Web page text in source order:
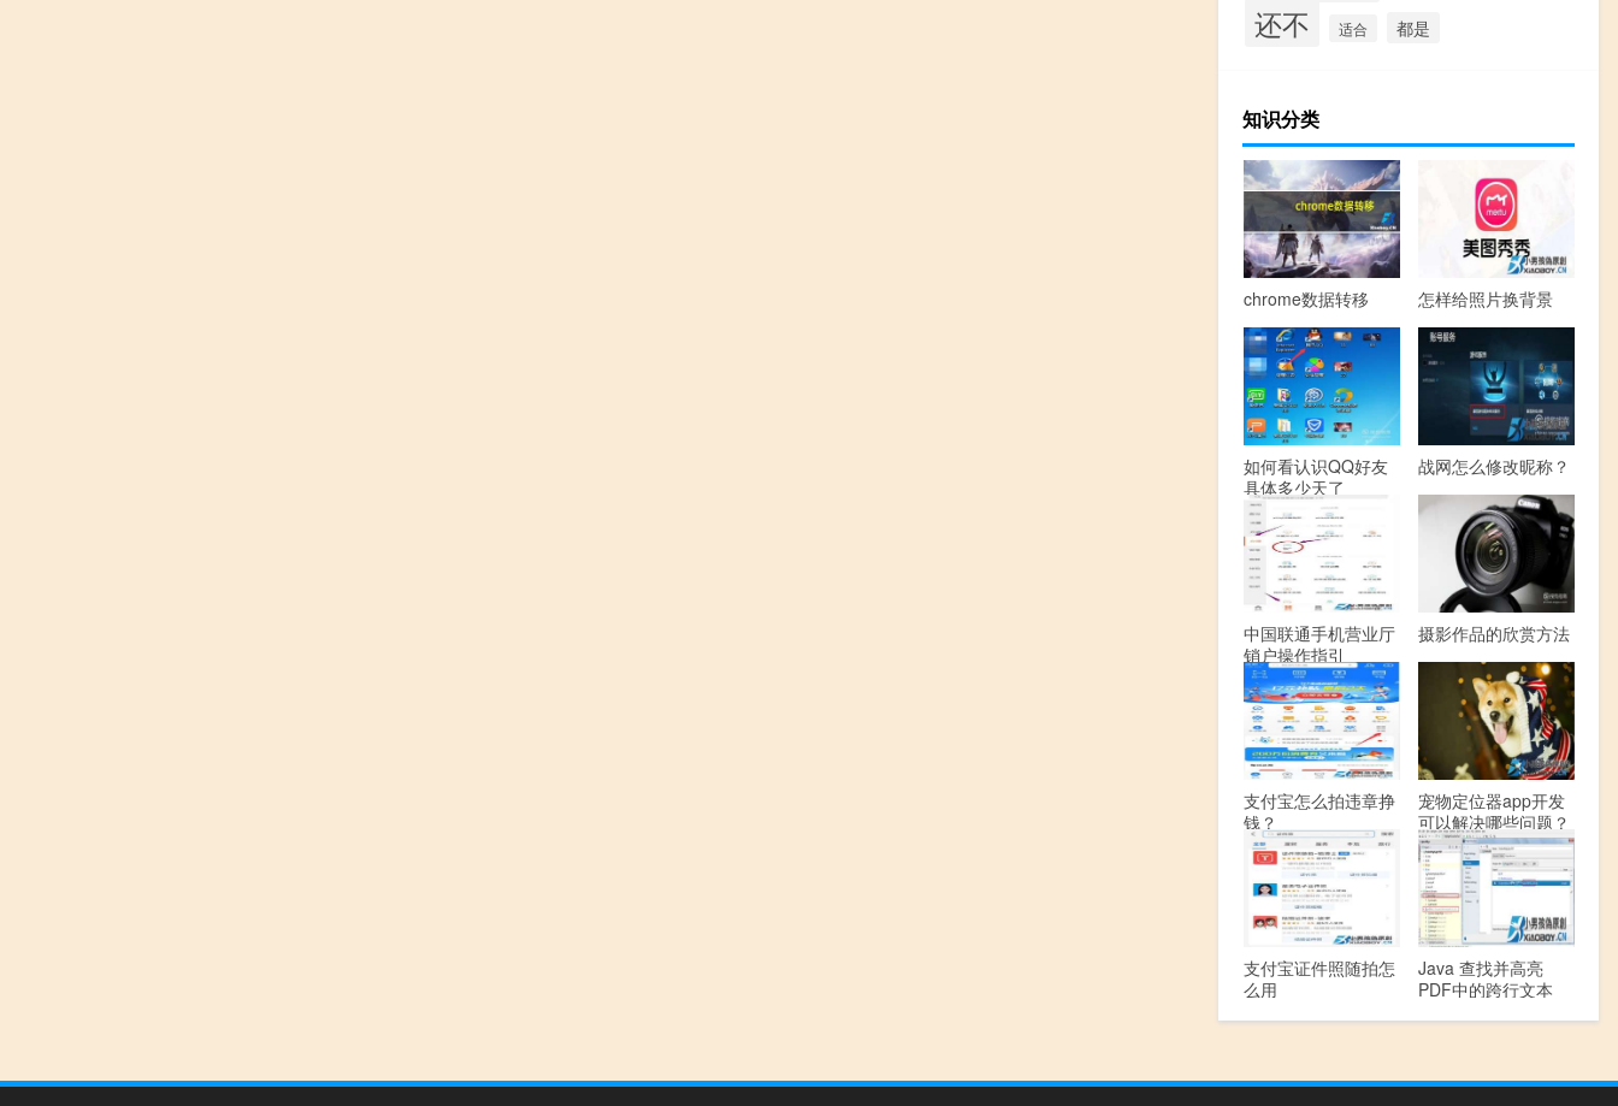
还不 适合 都是
知识分类
chrome数据转移 怎样给照片换背景
如何看认识QQ好友
具体多少天了
战网怎么修改昵称？
中国联通手机营业厅
销户操作指引
摄影作品的欣赏方法
支付宝怎么拍违章挣
钱？
宠物定位器app开发
可以解决哪些问题？
支付宝证件照随拍怎
么用
Java 查找并高亮
PDF中的跨行文本